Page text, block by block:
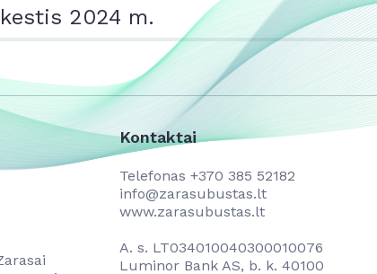
2024 m.
Kontaktai
Telefonas +370 385 52182
info@zarasubustas.lt
www.zarasubustas.lt
A. s. LT034010040300010076
Luminor Bank AS, b. k. 40100